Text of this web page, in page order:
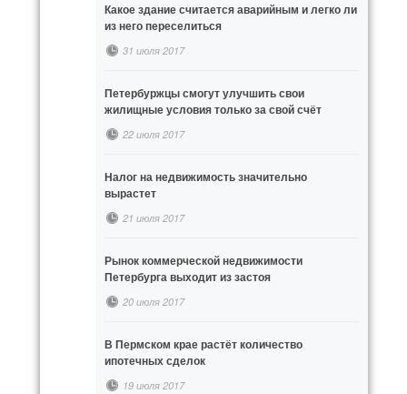
Какое здание считается аварийным и легко ли
из него переселиться
31 июля 2017
Петербуржцы смогут улучшить свои
жилищные условия только за свой счёт
22 июля 2017
Налог на недвижимость значительно
вырастет
21 июля 2017
Рынок коммерческой недвижимости
Петербурга выходит из застоя
20 июля 2017
В Пермском крае растёт количество
ипотечных сделок
19 июля 2017